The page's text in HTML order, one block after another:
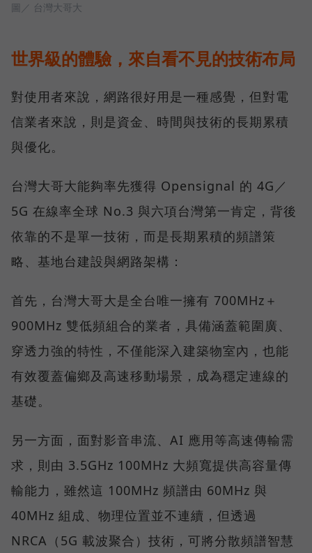
圖／ 台灣大哥大
世界級的體驗，來自看不見的技術布局
對使用者來說，網路很好用是一種感覺，但對電
信業者來說，則是資金、時間與技術的長期累積
與優化。
台灣大哥大能夠率先獲得 Opensignal 的 4G／
5G 在線率全球 No.3 與六項台灣第一肯定，背後
依靠的不是單一技術，而是長期累積的頻譜策
略、基地台建設與網路架構：
首先，台灣大哥大是全台唯一擁有 700MHz＋
900MHz 雙低頻組合的業者，具備涵蓋範圍廣、
穿透力強的特性，不僅能深入建築物室內，也能
有效覆蓋偏鄉及高速移動場景，成為穩定連線的
基礎。
另一方面，面對影音串流、AI 應用等高速傳輸需
求，則由 3.5GHz 100MHz 大頻寬提供高容量傳
輸能力，雖然這 100MHz 頻譜由 60MHz 與
40MHz 組成、物理位置並不連續，但透過
NRCA（5G 載波聚合）技術，可將分散頻譜智慧